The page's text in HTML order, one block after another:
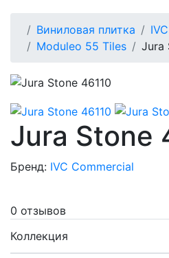
Виниловая плитка
Moduleo 55 Tiles
Jura
Jura Stone
Бренд: IVC Commercial
0 отзывов
Коллекция